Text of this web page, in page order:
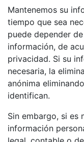
Mantenemos su
tiempo que sea
puede depender
información, de
privacidad. Si su
necesaria, la
anónima
identifican.
Sin embargo, si es
información